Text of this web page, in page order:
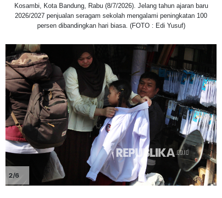
Kosambi, Kota Bandung, Rabu (8/7/2026). Jelang tahun ajaran baru
2026/2027 penjualan seragam sekolah mengalami peningkatan 100
persen dibandingkan hari biasa. (FOTO : Edi Yusuf)
2/6